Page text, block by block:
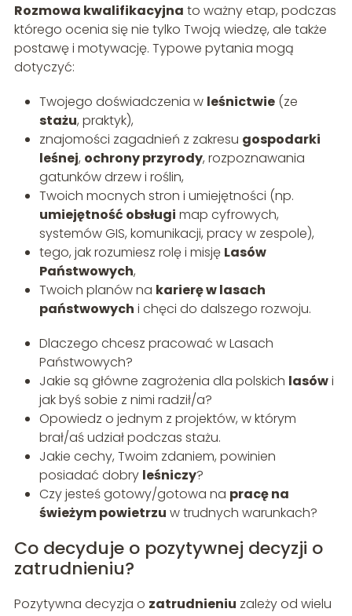
Rozmowa kwalifikacyjna to ważny etap, podczas
którego ocenia się nie tylko Twoją wiedzę, ale także
postawę i motywację. Typowe pytania mogą
dotyczyć:
Twojego doświadczenia w leśnictwie(ze
stażu, praktyk),
znajomości zagadnień z zakresu gospodarki
leśnej, ochrony przyrody, rozpoznawania
gatunków drzew i roślin,
Twoich mocnych stron i umiejętności (np.
umiejętność obsługi map cyfrowych,
systemów GIS, komunikacji, pracy w zespole),
tego, jak rozumiesz rolę i misję Lasów
Państwowych,
Twoich planów na karierę w lasach
państwowych i chęci do dalszego rozwoju.
Dlaczego chcesz pracować w Lasach
Państwowych?
Jakie są główne zagrożenia dla polskich lasówi
jak byś sobie z nimi radził/a?
Opowiedz o jednym z projektów, w którym
brał/aś udział podczas stażu.
Jakie cechy, Twoim zdaniem, powinien
posiadać dobry leśniczy?
Czy jesteś gotowy/gotowa na pracę na
świeżym powietrzu w trudnych warunkach?
Co decyduje o pozytywnej decyzji o
zatrudnieniu?
Pozytywna decyzja o zatrudnieniu zależy od wielu